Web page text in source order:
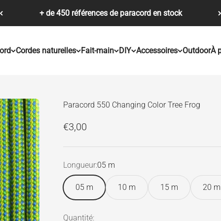
+ de 450 références de paracord en stock
Cordes naturelles Fait-main DIY Accessoires OutdoorÀ
Paracord 550 Changing Color Tree Frog
Prix de vente
€3,00
Longueur:05 m
05 m 10 m 15 m 20 m
Quantité: